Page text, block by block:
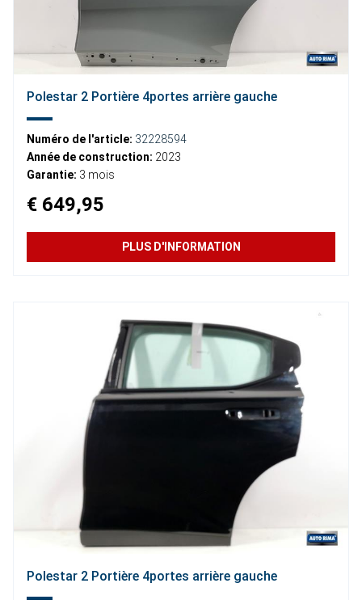
Polestar 2 Portière 4portes arrière gauche
Numéro de l'article: 32228594
Année de construction: 2023
Garantie: 3 mois
€ 649,95
PLUS D'INFORMATION
Polestar 2 Portière 4portes arrière gauche